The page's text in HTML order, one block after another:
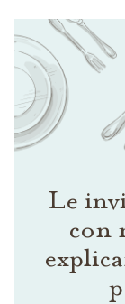
Le
con